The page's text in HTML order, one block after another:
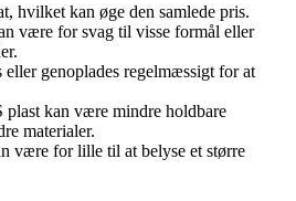
hvilket kan øge den samlede pris.
være for svag til visse formål eller
eller genoplades regelmæssigt for at
plast kan være mindre holdbare
materialer.
være for lille til at belyse et større